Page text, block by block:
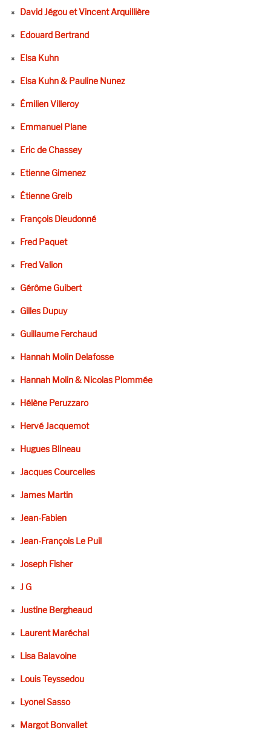
David Jégou et Vincent Arquillière
Edouard Bertrand
Elsa Kuhn
Elsa Kuhn & Pauline Nunez
Émilien Villeroy
Emmanuel Plane
Eric de Chassey
Etienne Gimenez
Étienne Greib
François Dieudonné
Fred Paquet
Fred Valion
Gérôme Guibert
Gilles Dupuy
Guillaume Ferchaud
Hannah Molin Delafosse
Hannah Molin & Nicolas Plommée
Hélène Peruzzaro
Hervé Jacquemot
Hugues Blineau
Jacques Courcelles
James Martin
Jean-Fabien
Jean-François Le Puil
Joseph Fisher
J G
Justine Bergheaud
Laurent Maréchal
Lisa Balavoine
Louis Teyssedou
Lyonel Sasso
Margot Bonvallet